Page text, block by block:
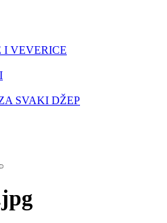
I VEVERICE
SVAKI DŽEP